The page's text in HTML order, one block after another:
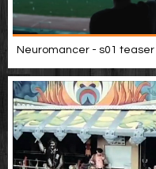
Neuromancer - s01 teaser